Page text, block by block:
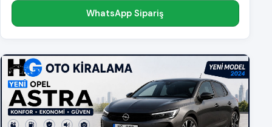
WhatsApp Sipariş